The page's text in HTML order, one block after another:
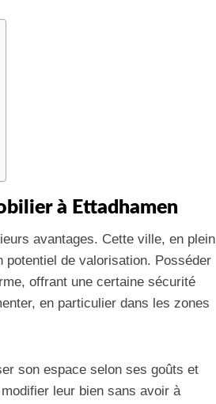
à Ettadhamen
avantages. Cette ville, en plein
de valorisation. Posséder
offrant une certaine sécurité
en particulier dans les zones
son espace selon ses goûts et
leur bien sans avoir à